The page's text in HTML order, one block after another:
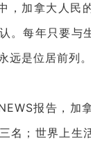
，加拿大人民
。每年只要与
远是位居前列。
报告，加
名；世界上生